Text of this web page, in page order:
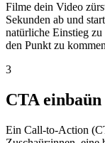
Filme dein Video
Sekunden ab und
natürliche Einstieg
den Punkt zu
3
CTA einbaün
Ein Call-to-Action